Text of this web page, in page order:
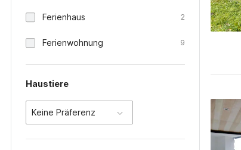
Ferienhaus 2
Ferienwohnung 9
Haustiere
Keine Präferenz